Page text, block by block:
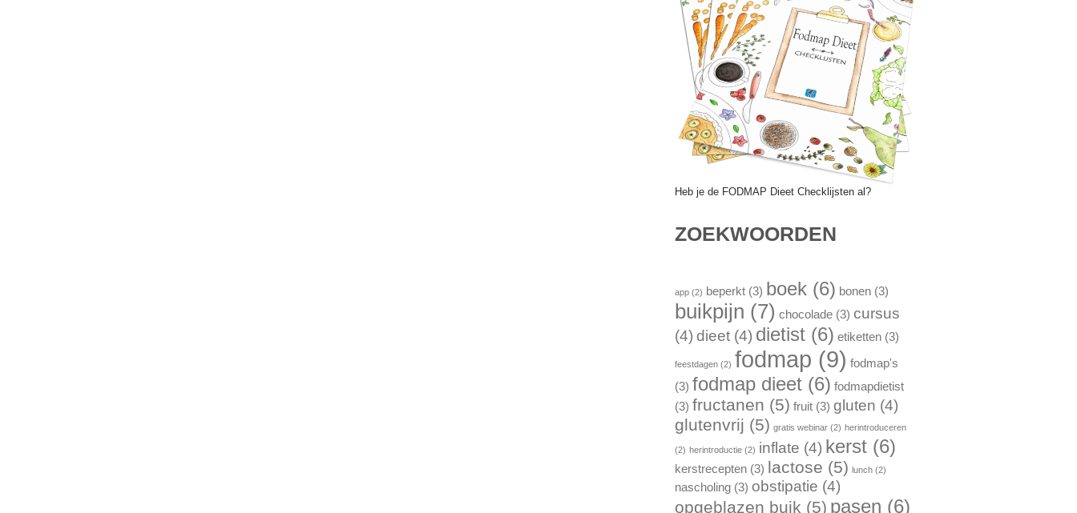
Heb je de FODMAP Dieet Checklijsten al?
ZOEKWOORDEN
app (2) beperkt (3) boek (6) bonen (3)
buikpijn (7) chocolade (3) cursus
(4) dieet (4) dietist (6) etiketten (3)
feestdagen (2) fodmap (9) fodmap's
(3) fodmap dieet (6) fodmapdietist
(3) fructanen (5) fruit (3) gluten (4)
glutenvrij (5) gratis webinar (2) herintroduceren
(2) herintroductie (2) inflate (4) kerst (6)
kerstrecepten (3) lactose (5) lunch (2)
nascholing (3) obstipatie (4)
opgeblazen buik (5) pasen (6)